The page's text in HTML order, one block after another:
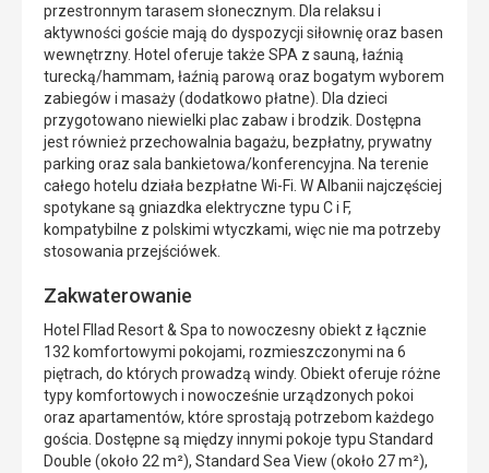
przestronnym tarasem słonecznym. Dla relaksu i
aktywności goście mają do dyspozycji siłownię oraz basen
wewnętrzny. Hotel oferuje także SPA z sauną, łaźnią
turecką/hammam, łaźnią parową oraz bogatym wyborem
zabiegów i masaży (dodatkowo płatne). Dla dzieci
przygotowano niewielki plac zabaw i brodzik. Dostępna
jest również przechowalnia bagażu, bezpłatny, prywatny
parking oraz sala bankietowa/konferencyjna. Na terenie
całego hotelu działa bezpłatne Wi-Fi. W Albanii najczęściej
spotykane są gniazdka elektryczne typu C i F,
kompatybilne z polskimi wtyczkami, więc nie ma potrzeby
stosowania przejściówek.
Zakwaterowanie
Hotel Fllad Resort & Spa to nowoczesny obiekt z łącznie
132 komfortowymi pokojami, rozmieszczonymi na 6
piętrach, do których prowadzą windy. Obiekt oferuje różne
typy komfortowych i nowocześnie urządzonych pokoi
oraz apartamentów, które sprostają potrzebom każdego
gościa. Dostępne są między innymi pokoje typu Standard
Double (około 22 m²), Standard Sea View (około 27 m²),